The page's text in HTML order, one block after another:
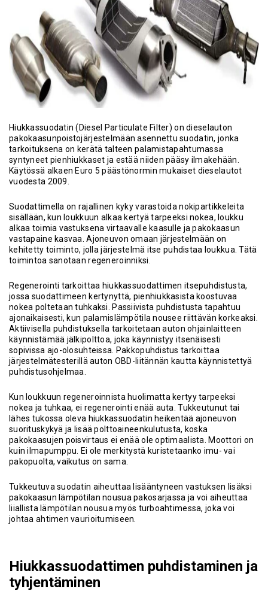
Hiukkassuodatin (Diesel Particulate Filter) on dieselauton
pakokaasunpoistojärjestelmään asennettu suodatin, jonka
tarkoituksena on kerätä talteen palamistapahtumassa
syntyneet pienhiukkaset ja estää niiden pääsy ilmakehään.
Käytössä alkaen Euro 5 päästönormin mukaiset dieselautot
vuodesta 2009.
Suodattimella on rajallinen kyky varastoida nokipartikkeleita
sisällään, kun loukkuun alkaa kertyä tarpeeksi nokea, loukku
alkaa toimia vastuksena virtaavalle kaasulle ja pakokaasun
vastapaine kasvaa. Ajoneuvon omaan järjestelmään on
kehitetty toiminto, jolla järjestelmä itse puhdistaa loukkua. Tätä
toimintoa sanotaan regeneroinniksi.
Regenerointi tarkoittaa hiukkassuodattimen itsepuhdistusta,
jossa suodattimeen kertynyttä, pienhiukkasista koostuvaa
nokea poltetaan tuhkaksi. Passiivista puhdistusta tapahtuu
ajonaikaisesti, kun palamislämpötila nousee riittävän korkeaksi.
Aktiivisella puhdistuksella tarkoitetaan auton ohjainlaitteen
käynnistämää jälkipolttoa, joka käynnistyy itsenäisesti
sopivissa ajo-olosuhteissa. Pakkopuhdistus tarkoittaa
järjestelmätesterillä auton OBD-liitännän kautta käynnistettyä
puhdistusohjelmaa.
Kun loukkuun regeneroinnista huolimatta kertyy tarpeeksi
nokea ja tuhkaa, ei regenerointi enää auta. Tukkeutunut tai
lähes tukossa oleva hiukkassuodatin heikentää ajoneuvon
suorituskykyä ja lisää polttoaineenkulutusta, koska
pakokaasujen poisvirtaus ei enää ole optimaalista. Moottori on
kuin ilmapumppu. Ei ole merkitystä kuristetaanko imu- vai
pakopuolta, vaikutus on sama.
Tukkeutuva suodatin aiheuttaa lisääntyneen vastuksen lisäksi
pakokaasun lämpötilan nousua pakosarjassa ja voi aiheuttaa
liiallista lämpötilan nousua myös turboahtimessa, joka voi
johtaa ahtimen vaurioitumiseen.
Hiukkassuodattimen puhdistaminen ja
tyhjentäminen